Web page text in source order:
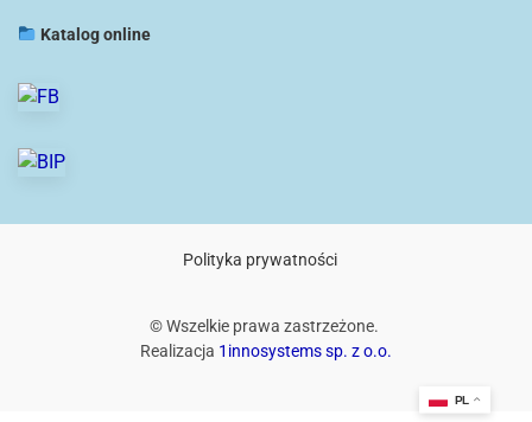
Katalog online
Polityka prywatności
© Wszelkie prawa zastrzeżone.
Realizacja 1innosystems sp. z o.o.
PL